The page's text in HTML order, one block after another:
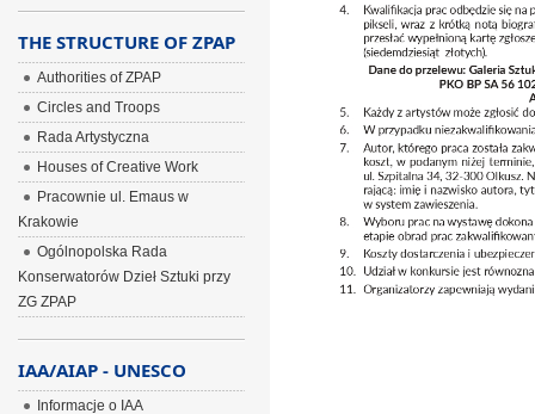
THE STRUCTURE OF ZPAP
Authorities of ZPAP
Circles and Troops
Rada Artystyczna
Houses of Creative Work
Pracownie ul. Emaus w
Krakowie
Ogólnopolska Rada
Konserwatorów Dzieł Sztuki przy
ZG ZPAP
IAA/AIAP - UNESCO
Informacje o IAA